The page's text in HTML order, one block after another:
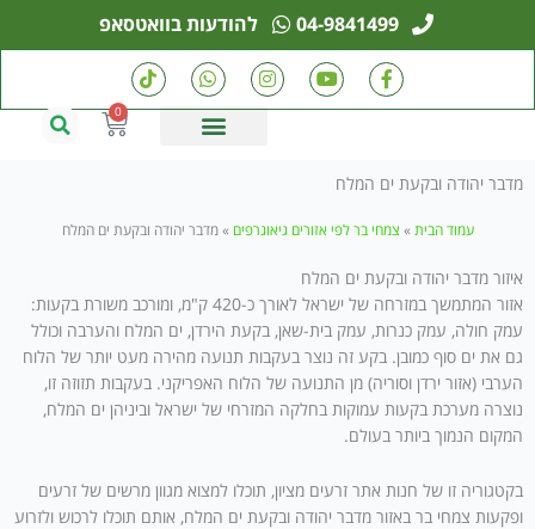
04-9841499
להודעות בוואטסאפ
F
a
c
o
-
f
Y
o
u
I
n
s
m
W
h
a
t
T
i
k
0
עגלת
מדבר יהודה ובקעת ים המלח
עמוד הבית » צמחי בר לפי אזורים גיאוגרפים »מדבר יהודה ובקעת ים המלח
איזור מדבר יהודה ובקעת ים המלח
אזור המתמשך במזרחה של ישראל לאורך כ-420 ק"מ, ומורכב משורת בקעות:
עמק חולה, עמק כנרות, עמק בית-שאן, בקעת הירדן, ים המלח והערבה וכולל
גם את ים סוף כמובן. בקע זה נוצר בעקבות תנועה מהירה מעט יותר של הלוח
הערבי (אזור ירדן וסוריה) מן התנועה של הלוח האפריקני. בעקבות תזוזה זו,
נוצרה מערכת בקעות עמוקות בחלקה המזרחי של ישראל וביניהן ים המלח,
המקום הנמוך ביותר בעולם.
בקטגוריה זו של חנות אתר זרעים מציון, תוכלו למצוא מגוון מרשים של זרעים
ופקעות צמחי בר באזור מדבר יהודה ובקעת ים המלח, אותם תוכלו לרכוש ולזרוע